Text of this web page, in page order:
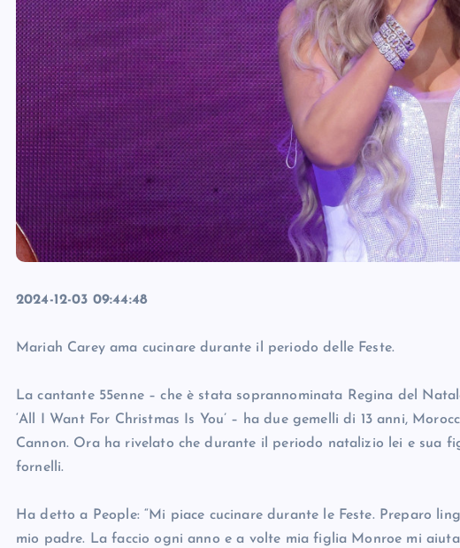
2024-12-03 09:44:48
Mariah Carey ama cucinare durante il periodo delle Feste.
La cantante 55enne – che è stata soprannominata Regina del
‘All I Want For Christmas Is You’ – ha due gemelli di 13 anni,
Cannon. Ora ha rivelato che durante il periodo natalizio lei e sua
fornelli.
Ha detto a People: “Mi piace cucinare durante le Feste. Preparo
mio padre. La faccio ogni anno e a volte mia figlia Monroe mi